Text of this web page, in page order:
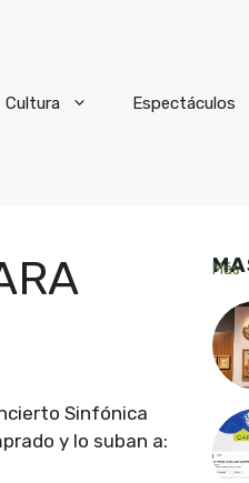
Cultura Espectáculos
Sinfónica
y lo suban a:
Más